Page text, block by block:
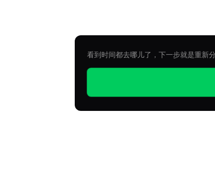
看到时间都去哪儿了，下一步就是重新